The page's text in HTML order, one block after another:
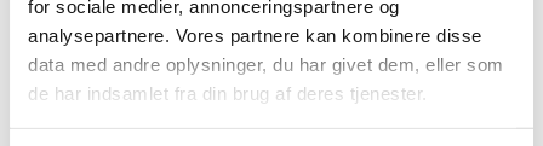
for sociale medier, annonceringspartnere og
analysepartnere. Vores partnere kan kombinere disse
data med andre oplysninger, du har givet dem, eller som
de har indsamlet fra din brug af deres tjenester.
musikpædagogik fra konservatoriet og
har efterhånden mangeårig erfaring i
musikundervisning, både i kirke- og
musikskoleregi.
Min familie og jeg er nytilflyttet i
Vindinge, og vi er meget glade for det
allerede.